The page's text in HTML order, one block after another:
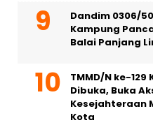
Dandim 0306/
Kampung
Balai Panjang
TMMD/N ke-
Dibuka, Buka
Kesejahteraan
Kota